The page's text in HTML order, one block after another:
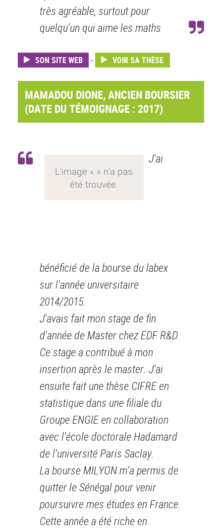
très agréable, surtout pour
quelqu'un qui aime les maths
SON SITE WEB - VOIR SA THÈSE
MAMADOU DIONE, ANCIEN BOURSIER
(DATE DU TÉMOIGNAGE : 2017)
J'ai
bénéficié de la bourse du labex
sur l'année universitaire
2014/2015.
J'avais fait mon stage de fin
d'année de Master chez EDF R&D.
Ce stage a contribué à mon
insertion après le master. J’ai
ensuite fait une thèse CIFRE en
statistique dans une filiale du
Groupe ENGIE en collaboration
avec l'école doctorale Hadamard
de l'université Paris Saclay.
La bourse MILYON m'a permis de
quitter le Sénégal pour venir
poursuivre mes études en France.
Cette année a été riche en